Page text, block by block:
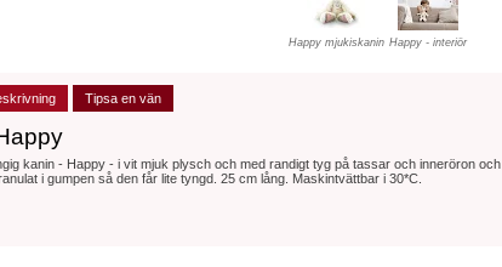
Happy mjukiskanin Happy - interiör
Tipsa en vän
kanin - Happy - i vit mjuk plysch och med randigt tyg på tassar och inneröron
i gumpen så den får lite tyngd. 25 cm lång. Maskintvättbar i 30*C.